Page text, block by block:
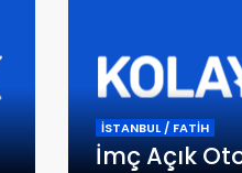
İSTANBUL / FATİH
İmç Açık